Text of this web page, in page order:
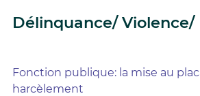
Délinquance/
Fonction publique: la mise au
harcèlement